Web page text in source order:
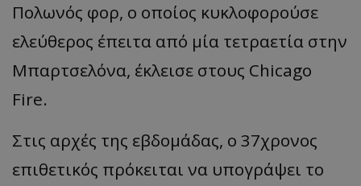
Πολωνός φορ, ο οποίος κυκλοφορούσε
ελεύθερος έπειτα από μία τετραετία στην
Μπαρτσελόνα, έκλεισε στους Chicago
Fire.
Στις αρχές της εβδομάδας, ο 37χρονος
επιθετικός πρόκειται να υπογράψει το